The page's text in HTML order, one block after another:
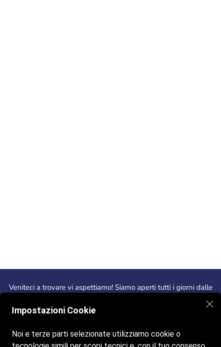
Veniteci a trovare vi aspettiamo! Siamo aperti tutti i giorni dalle
Impostazioni Cookie
Noi e terze parti selezionate utilizziamo cookie o